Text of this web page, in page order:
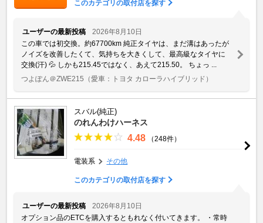
このカテゴリの取付店を探す
ユーザーの最新投稿
2026年8月10日
この車では初交換。約67700km 純正タイヤは、まだ溝はあったが
ノイズを改善したくて、気持ちを大きくして、最高級なタイヤに
交換(汗) 💦 しかも215.45ではなく、あえて215.50。 ちょっ ...
つよぽん＠ZWE215 （愛車：トヨタ カローラハイブリッド）
スバル(純正)
のれんわけハーネス
4.48 （248件）
電装系 その他
このカテゴリの取付店を探す
ユーザーの最新投稿
2026年8月10日
オプション品のETCを購入するともれなく付いてきます。 ・常時